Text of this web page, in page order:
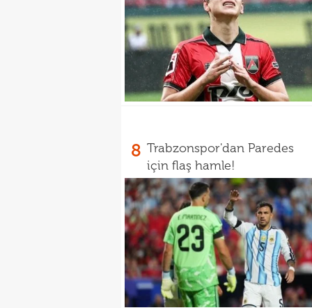
8 Trabzonspor'dan Paredes
için flaş hamle!